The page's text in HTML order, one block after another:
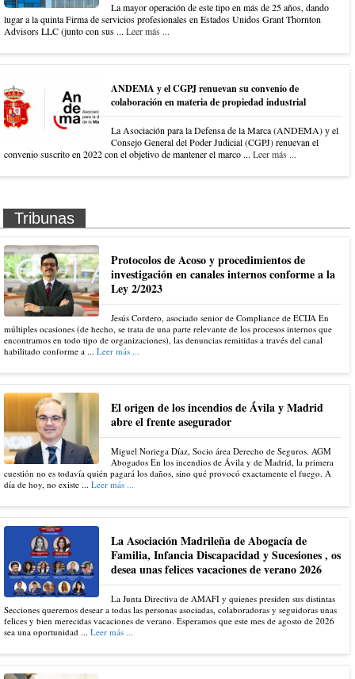
La mayor operación de este tipo en más de 25 años, dando
lugar a la quinta Firma de servicios profesionales en Estados Unidos Grant Thornton
Advisors LLC (junto con sus ... Leer más ...
ANDEMA y el CGPJ renuevan su convenio de
colaboración en materia de propiedad industrial
La Asociación para la Defensa de la Marca (ANDEMA) y el
Consejo General del Poder Judicial (CGPJ) renuevan el
convenio suscrito en 2022 con el objetivo de mantener el marco ... Leer más ...
Tribunas
Protocolos de Acoso y procedimientos de
investigación en canales internos conforme a la
Ley 2/2023
Jesús Cordero, asociado senior de Compliance de ECIJA En
múltiples ocasiones (de hecho, se trata de una parte relevante de los procesos internos que
encontramos en todo tipo de organizaciones), las denuncias remitidas a través del canal
habilitado conforme a ... Leer más ...
El origen de los incendios de Ávila y Madrid
abre el frente asegurador
Miguel Noriega Díaz, Socio área Derecho de Seguros. AGM
Abogados En los incendios de Ávila y de Madrid, la primera
cuestión no es todavía quién pagará los daños, sino qué provocó exactamente el fuego. A
día de hoy, no existe ... Leer más ...
La Asociación Madrileña de Abogacía de
Familia, Infancia Discapacidad y Sucesiones , os
desea unas felices vacaciones de verano 2026
La Junta Directiva de AMAFI y quienes presiden sus distintas
Secciones queremos desear a todas las personas asociadas, colaboradoras y seguidoras unas
felices y bien merecidas vacaciones de verano. Esperamos que este mes de agosto de 2026
sea una oportunidad ... Leer más ...